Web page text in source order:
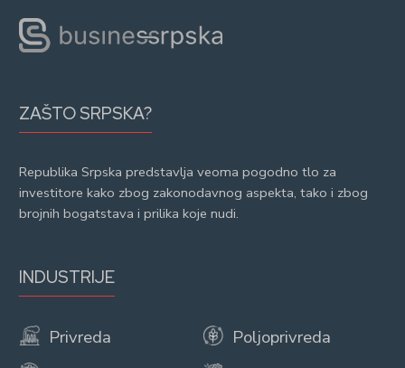
ZAŠTO SRPSKA?
Republika Srpska predstavlja veoma pogodno tlo za
investitore kako zbog zakonodavnog aspekta, tako i zbog
brojnih bogatstava i prilika koje nudi.
INDUSTRIJE
Privreda
Poljoprivreda